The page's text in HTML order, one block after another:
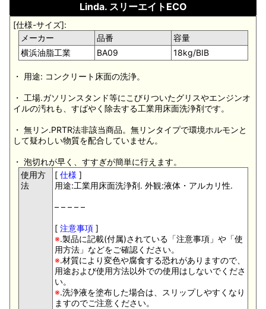
Linda. スリーエイトECO
[仕様-サイズ]:
メーカー
品番
容量
横浜油脂工業
BA09 18kg/BIB
・ 用途: コンクリート床面の洗浄。
・ 工場.ガソリンスタンド等にこびりついたグリスやエンジンオ
イルの汚れも、すばやく除去する工業用床面洗浄剤です。
・ 無リン.PRTR法非該当商品。無リンタイプで環境ホルモンと
して疑わしい物質を配合していません。
・ 泡切れが早く、すすぎが簡単に行えます。
使用方
法
[ 仕様 ]
用途:工業用床面洗浄剤. 外観:液体・アルカリ性.
– – – – –
[ 注意事項]
※.製品に記載(付属)されている「注意事項」や「使
用方法」などをご確認ください。
※.材質により変色や腐食する恐れがありますので、
用途および使用方法以外での使用はしないでくださ
い。
※.洗浄液を塗布した場合は、スリップしやすくなり
ますのでご注意ください。